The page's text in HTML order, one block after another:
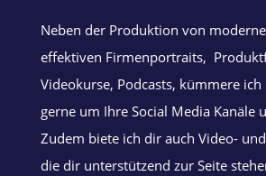
Neben der Produktion von
effektiven Firmenportraits,
Videokurse, Podcasts, kümmere ich
gerne um Ihre Social Media Kanäle
Zudem biete ich dir auch Video-
die dir unterstützend zur Seite